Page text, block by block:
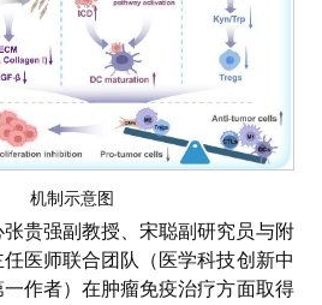
机制示意图
贵强副教授、宋聪副研究员与附
医师联合团队（医学科技创新中
作者）在肿瘤免疫治疗方面取得